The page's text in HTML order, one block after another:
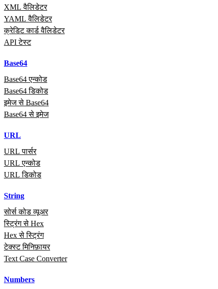
XML वैलिडेटर
YAML वैलिडेटर
क्रेडिट कार्ड वैलिडेटर
API टेस्ट
Base64
Base64 एन्कोड
Base64 डिकोड
इमेज से Base64
Base64 से इमेज
URL
URL पार्सर
URL एन्कोड
URL डिकोड
String
सोर्स कोड व्यूअर
स्ट्रिंग से Hex
Hex से स्ट्रिंग
टेक्स्ट मिनिफ़ायर
Text Case Converter
Numbers